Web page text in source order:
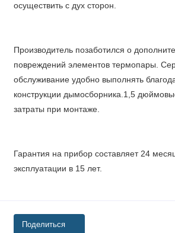
осуществить с дух сторон.
Производитель позаботился о
повреждений элементов термопары.
обслуживание удобно выполнять
конструкции дымосборника.1,5
затраты при монтаже.
Гарантия на прибор составляет 24
эксплуатации в 15 лет.
Поделиться